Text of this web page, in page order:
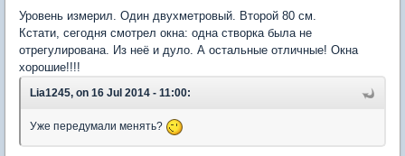
Уровень измерил. Один двухметровый. Второй 80 см.
Кстати, сегодня смотрел окна: одна створка была не
отрегулирована. Из неё и дуло. А остальные отличные! Окна
хорошие!!!!
Lia1245, on 16 Jul 2014 - 11:00:
Уже передумали менять?